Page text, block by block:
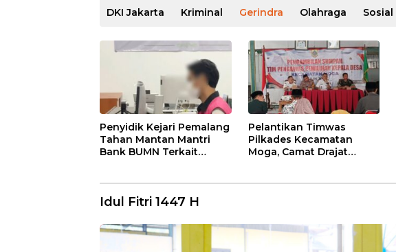
DKI Jakarta Kriminal Gerindra Olahraga Sosial
Penyidik Kejari Pemalang
Tahan Mantan Mantri
Bank BUMN Terkait
Pelantikan Timwas
Pilkades Kecamatan
Moga, Camat Drajat
Idul Fitri 1447 H